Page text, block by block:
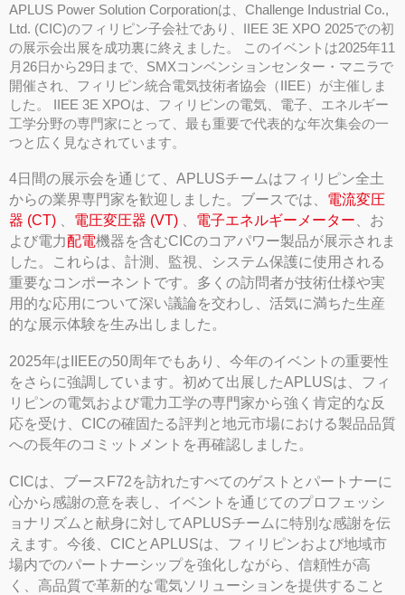
APLUS Power Solution Corporationは、Challenge Industrial Co.,
Ltd. (CIC)のフィリピン子会社であり、IIEE 3E XPO 2025での初
の展示会出展を成功裏に終えました。 このイベントは2025年11
月26日から29日まで、SMXコンベンションセンター・マニラで
開催され、フィリピン統合電気技術者協会（IIEE）が主催しま
した。 IIEE 3E XPOは、フィリピンの電気、電子、エネルギー
工学分野の専門家にとって、最も重要で代表的な年次集会の一
つと広く見なされています。
4日間の展示会を通じて、APLUSチームはフィリピン全土
からの業界専門家を歓迎しました。ブースでは、 電流変圧
器 (CT) 、 電圧変圧器 (VT) 、 電子エネルギーメーター、お
よび電力配電機器を含むCICのコアパワー製品が展示されま
した。これらは、計測、監視、システム保護に使用される
重要なコンポーネントです。多くの訪問者が技術仕様や実
用的な応用について深い議論を交わし、活気に満ちた生産
的な展示体験を生み出しました。
2025年はIIEEの50周年でもあり、今年のイベントの重要性
をさらに強調しています。初めて出展したAPLUSは、フィ
リピンの電気および電力工学の専門家から強く肯定的な反
応を受け、CICの確固たる評判と地元市場における製品品質
への長年のコミットメントを再確認しました。
CICは、ブースF72を訪れたすべてのゲストとパートナーに
心から感謝の意を表し、イベントを通じてのプロフェッシ
ョナリズムと献身に対してAPLUSチームに特別な感謝を伝
えます。今後、CICとAPLUSは、フィリピンおよび地域市
場内でのパートナーシップを強化しながら、信頼性が高
く、高品質で革新的な電気ソリューションを提供すること